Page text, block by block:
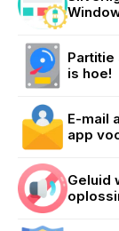
Partitie
is hoe!
E-mail
app
Geluid